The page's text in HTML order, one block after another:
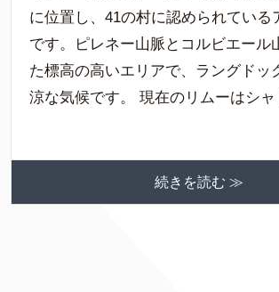
に位置し、41の村に認められている
です。ピレネー山脈とコルビエール
た標高の高いエリアで、ラングドッ
涼な気候です。 現在のリムーはシ
続きを読む ≫